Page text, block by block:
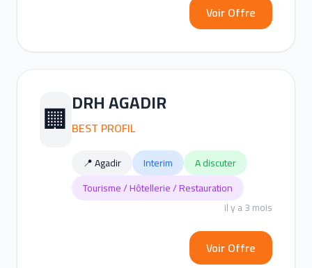
Voir Offre
🏢 DRH AGADIR
BEST PROFIL
📍 Agadir Interim
A discuter
Tourisme / Hôtellerie / Restauration
il y a 3 mois
Voir Offre